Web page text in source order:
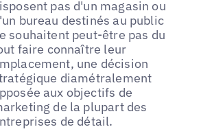
pas d'un magasin ou
bureau destinés au public
souhaitent peut-être pas du
faire connaître leur
une décision
diamétralement
aux objectifs de
de la plupart des
de détail.